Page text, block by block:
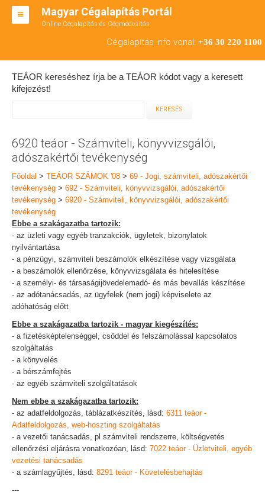
Magyar Cégalapítás Portál
Online Cégalapítás és Cégmódosítás
Cégalapítás info vonal: +36 30 220 1100
BT ALAPÍTÁS
RT ALAPÍTÁS
TEÁOR SZÁMOK '08
KAPCSOLAT
IRODÁK
TEÁOR kereséshez írja be a TEÁOR kódot vagy a keresett
kifejezést!
6920 teáor - Számviteli, könyvvizsgálói,
adószakértői tevékenység
Főoldal > TEÁOR SZÁMOK '08 > 69 - Jogi, számviteli, adószakértői
tevékenység > 692 - Számviteli, könyvvizsgálói, adószakértői
tevékenység > 6920 - Számviteli, könyvvizsgálói, adószakértői
tevékenység
Ebbe a szakágazatba tartozik:
- az üzleti vagy egyéb tranzakciók, ügyletek, bizonylatok
nyilvántartása
- a pénzügyi, számviteli beszámolók elkészítése vagy vizsgálata
- a beszámolók ellenőrzése, könyvvizsgálata és hitelesítése
- a személyi- és társaságijövedelemadó- és más bevallás készítése
- az adótanácsadás, az ügyfelek (nem jogi) képviselete az
adóhatóság előtt
Ebbe a szakágazatba tartozik - magyar kiegészítés:
- a fizetésképtelenséggel, csőddel és felszámolással kapcsolatos
szolgáltatás
- a könyvelés
- a bérszámfejtés
- az egyéb számviteli szolgáltatások
Nem ebbe a szakágazatba tartozik:
- az adatfeldolgozás, táblázatkészítés, lásd: 6311 teáor -
Adatfeldolgozás, web-hoszting szolgáltatás
- a vezetői tanácsadás, pl számviteli rendszerre, költségvetés
ellenőrzési eljárásra vonatkozóan, lásd: 7022 teáor - Üzletviteli, egyéb
vezetési tanácsadás
- a számlagyűjtés, lásd: 8291 teáor - Követelésbehajtás
---